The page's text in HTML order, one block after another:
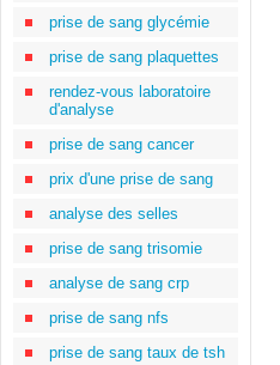
prise de sang glycémie
prise de sang plaquettes
rendez-vous laboratoire
d'analyse
prise de sang cancer
prix d'une prise de sang
analyse des selles
prise de sang trisomie
analyse de sang crp
prise de sang nfs
prise de sang taux de tsh